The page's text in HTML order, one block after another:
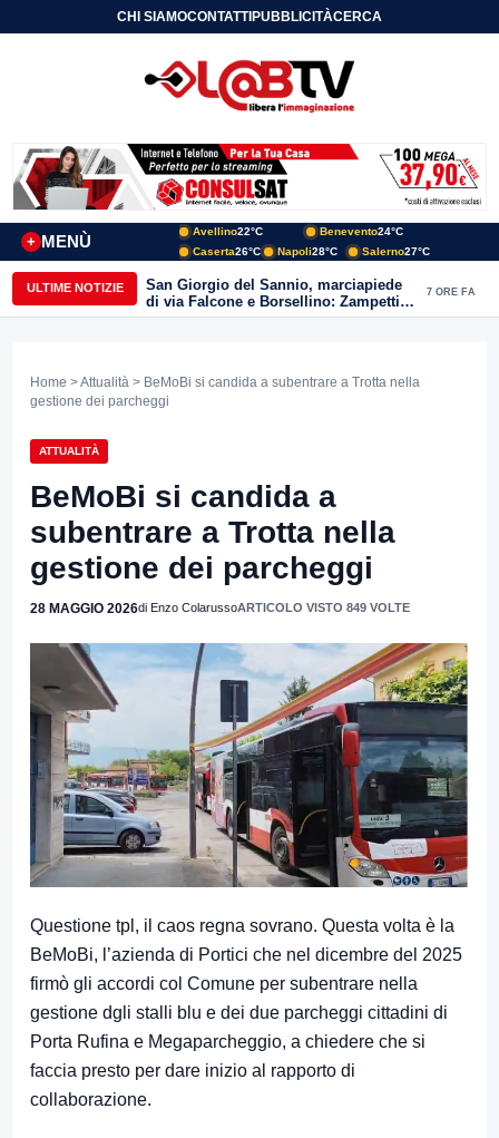
CHI SIAMOCONTATTIPUBBLICITÀCERCA
MENÙ
+
Avellino22°C Benevento24°C
Caserta26°C Napoli28°C Salerno27°C
ULTIME NOTIZIE
San Giorgio del Sannio, marciapiede
di via Falcone e Borsellino: Zampetti e
Lombardi replicano alle polemiche
7 ORE FA
Home >Attualità > BeMoBi si candida a subentrare a Trotta nella
gestione dei parcheggi
ATTUALITÀ
BeMoBi si candida a
subentrare a Trotta nella
gestione dei parcheggi
28 MAGGIO 2026di Enzo ColarussoARTICOLO VISTO 849 VOLTE
Questione tpl, il caos regna sovrano. Questa volta è la
BeMoBi, l’azienda di Portici che nel dicembre del 2025
firmò gli accordi col Comune per subentrare nella
gestione dgli stalli blu e dei due parcheggi cittadini di
Porta Rufina e Megaparcheggio, a chiedere che si
faccia presto per dare inizio al rapporto di
collaborazione.